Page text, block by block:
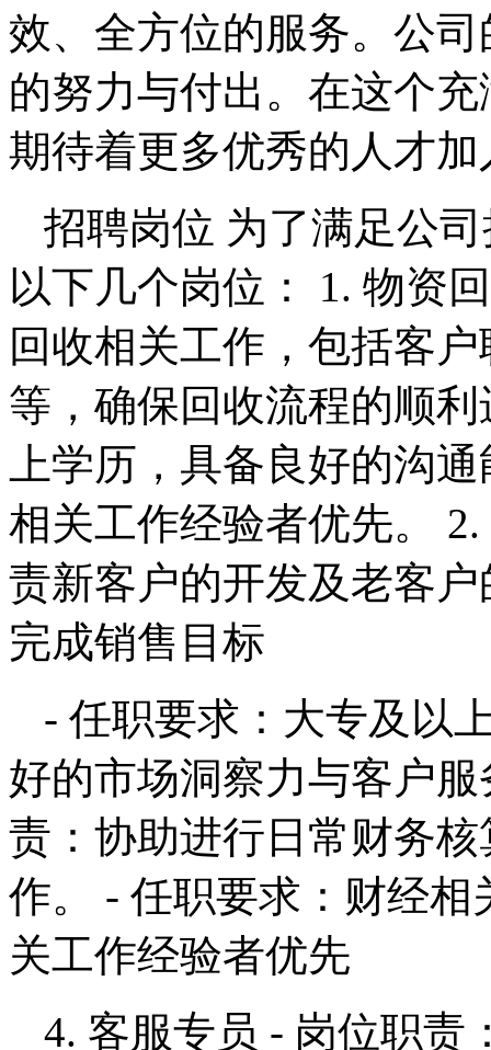
效、全方位的服务。公
的努力与付出。在这个
期待着更多优秀的人才
招聘岗位 为了满足公
以下几个岗位： 1. 物资
回收相关工作，包括客
等，确保回收流程的顺
上学历，具备良好的沟
相关工作经验者优先。
责新客户的开发及老客
完成销售目标
- 任职要求：大专及以
好的市场洞察力与客户
责：协助进行日常财务
作。 - 任职要求：财经
关工作经验者优先
4. 客服专员 - 岗位职责